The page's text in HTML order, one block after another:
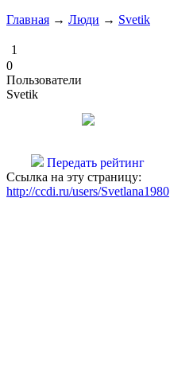
Главная → Люди → Svetik
1
0
Пользователи
Svetik
Передать рейтинг
Ссылка на эту страницу:
http://ccdi.ru/users/Svetlana1980